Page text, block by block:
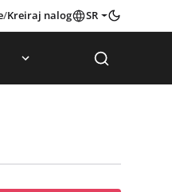
/Kreiraj nalog SR